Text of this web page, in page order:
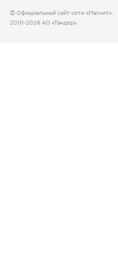
© Официальный сайт сети «Магнит».
2010-2026 АО «Тандер»